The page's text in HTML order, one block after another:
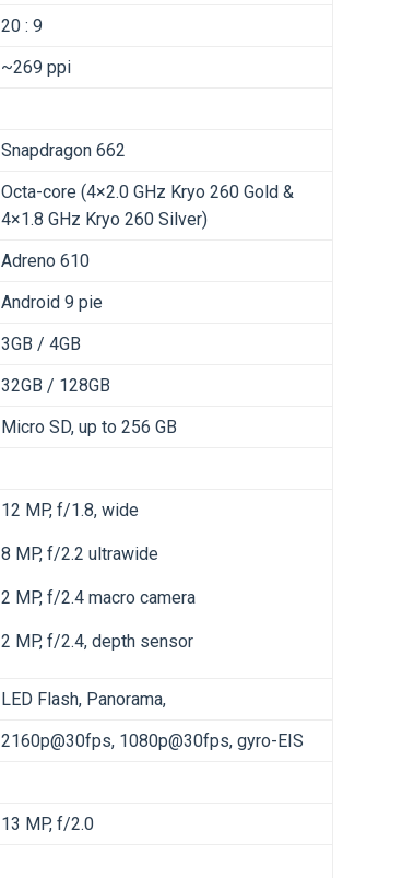
20 : 9
~269 ppi
Snapdragon 662
Octa-core (4×2.0 GHz Kryo 260 Gold &
4×1.8 GHz Kryo 260 Silver)
Adreno 610
Android 9 pie
3GB / 4GB
32GB / 128GB
Micro SD, up to 256 GB
12 MP, f/1.8, wide
8 MP, f/2.2 ultrawide
2 MP, f/2.4 macro camera
2 MP, f/2.4, depth sensor
LED Flash, Panorama,
2160p@30fps, 1080p@30fps, gyro-EIS
13 MP, f/2.0